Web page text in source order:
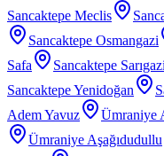
Sancaktepe Meclis
Sancaktepe Osmangazi
Safa
Sancaktepe
Sancaktepe Yenidoğan
Adem Yavuz
Ümraniye
Ümraniye Aşağıdudullu